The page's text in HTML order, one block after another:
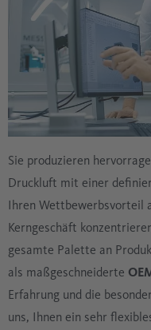
Sie produzieren
Druckluft mit einer
Ihren Wettbewerbsvorteil
Kerngeschäft
gesamte Palette an
als maßgeschneiderte
Erfahrung und die
uns, Ihnen ein sehr